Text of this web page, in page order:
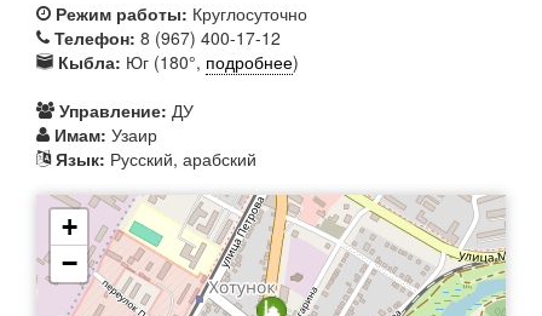
Режим работы: Круглосуточно
Телефон: 8 (967) 400-17-12
Кыбла: Юг (180°, подробнее)
Управление: ДУ
Имам: Узаир
Язык: Русский, арабский
+
−